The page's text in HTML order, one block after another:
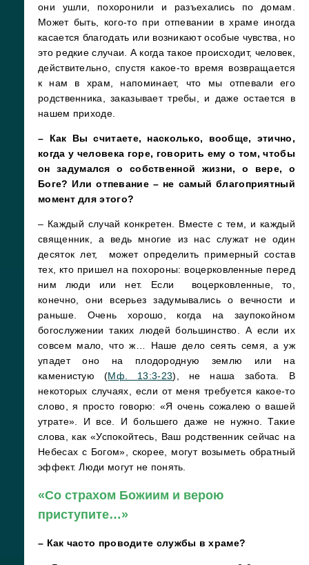
они ушли, похоронили и разъехались по домам.
Может быть, кого-то при отпевании в храме иногда
касается благодать или возникают особые чувства, но
это редкие случаи. А когда такое происходит, человек,
действительно, спустя какое-то время возвращается
к нам в храм, напоминает, что мы отпевали его
родственника, заказывает требы, и даже остается в
нашем приходе.
– Как Вы считаете, насколько, вообще, этично,
когда у человека горе, говорить ему о том, чтобы
он задумался о собственной жизни, о вере, о
Боге? Или отпевание – не самый благоприятный
момент для этого?
– Каждый случай конкретен. Вместе с тем, и каждый
священник, а ведь многие из нас служат не один
десяток лет, может определить примерный состав
тех, кто пришел на похороны: воцерковленные перед
ним люди или нет. Если воцерковленные, то,
конечно, они всерьез задумывались о вечности и
раньше. Очень хорошо, когда на заупокойном
богослужении таких людей большинство. А если их
совсем мало, что ж… Наше дело сеять семя, а уж
упадет оно на плодородную землю или на
каменистую (Мф. 13:3-23), не наша забота. В
некоторых случаях, если от меня требуется какое-то
слово, я просто говорю: «Я очень сожалею о вашей
утрате». И все. И большего даже не нужно. Такие
слова, как «Успокойтесь, Ваш родственник сейчас на
Небесах с Богом», скорее, могут возыметь обратный
эффект. Люди могут не понять.
«Со страхом Божиим и верою
приступите…»
– Как часто проводите службы в храме?